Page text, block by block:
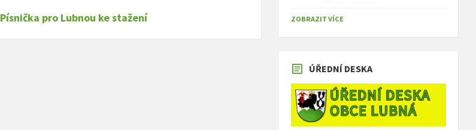
Písnička pro Lubnou ke stažení ZOBRAZIT VÍCE
ÚŘEDNÍ DESKA